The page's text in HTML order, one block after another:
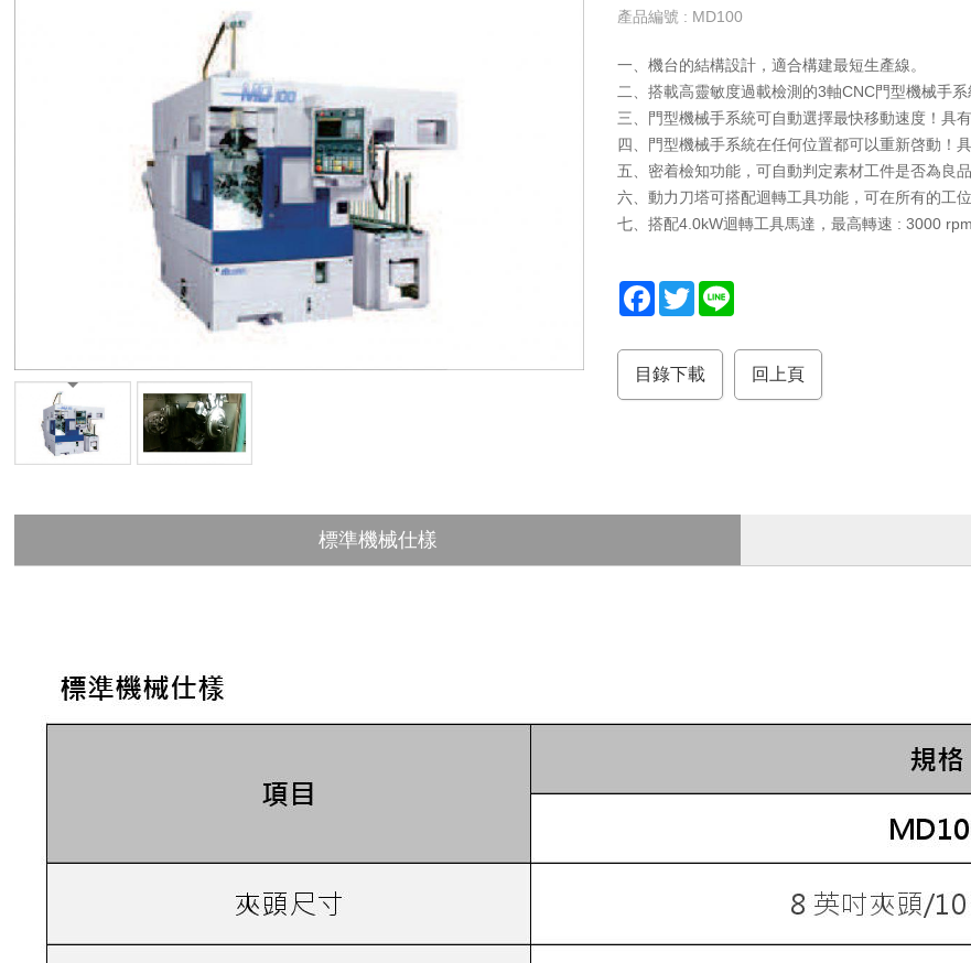
產品編號 : MD100
一、機台的結構設計，適合構建最短生產線。
二、搭載高靈敏度過載檢測的3軸CNC門型機械手
三、門型機械手系統可自動選擇最快移動速度！具
四、門型機械手系統在任何位置都可以重新啓動！
五、密着檢知功能，可自動判定素材工件是否為良
六、動力刀塔可搭配迴轉工具功能，可在所有的工
七、搭配4.0kW迴轉工具馬達，最高轉速 : 3000
F
a
o
o
T
w
e
r
目錄下載
回上頁
標準機械仕樣